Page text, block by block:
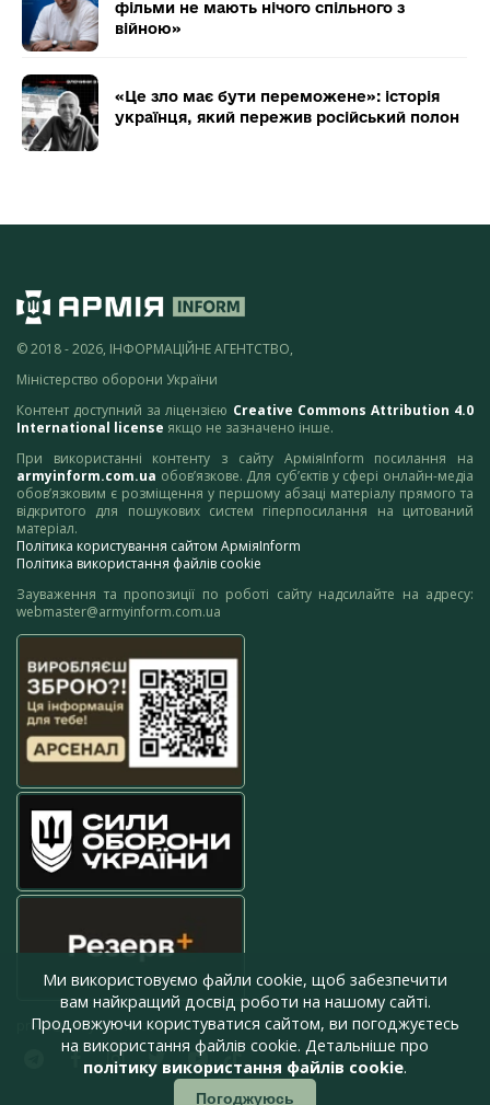
фільми не мають нічого спільного з
війною»
«Це зло має бути переможене»: історія
українця, який пережив російський полон
© 2018 - 2026, ІНФОРМАЦІЙНЕ АГЕНТСТВО,
Міністерство оборони України
Контент доступний за ліцензією Creative Commons Attribution 4.0
International license якщо не зазначено інше.
При використанні контенту з сайту АрміяInform посилання на
armyinform.com.ua обов’язкове. Для суб’єктів у сфері онлайн-медіа
обов’язковим є розміщення у першому абзаці матеріалу прямого та
відкритого для пошукових систем гіперпосилання на цитований
матеріал.
Політика користування сайтом АрміяInform
Політика використання файлів cookie
Зауваження та пропозиції по роботі сайту надсилайте на адресу:
webmaster@armyinform.com.ua
press@armyinform.com.ua
Ми використовуємо файли cookie, щоб забезпечити
вам найкращий досвід роботи на нашому сайті.
Продовжуючи користуватися сайтом, ви погоджуєтесь
на використання файлів cookie. Детальніше про
політику використання файлів cookie.
Погоджуюсь